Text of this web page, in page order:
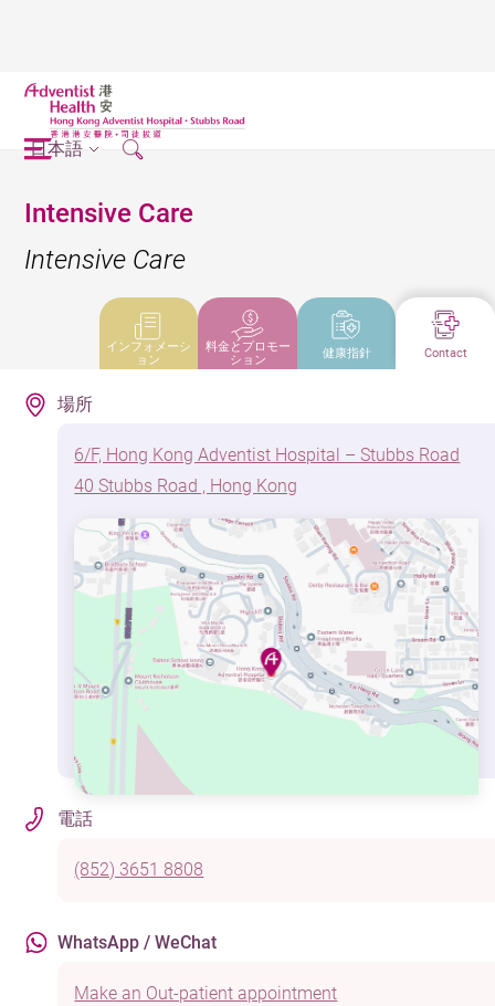
日本語
Intensive Care
Intensive Care
インフォメーシ
ョン
料金とプロモー
ション
健康指針 Contact
場所
6/F, Hong Kong Adventist Hospital – Stubbs Road
40 Stubbs Road , Hong Kong
電話
(852) 3651 8808
WhatsApp / WeChat
Make an Out-patient appointment